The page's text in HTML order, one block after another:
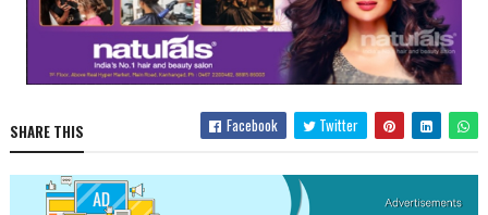
SHARE THIS Facebook Twitter